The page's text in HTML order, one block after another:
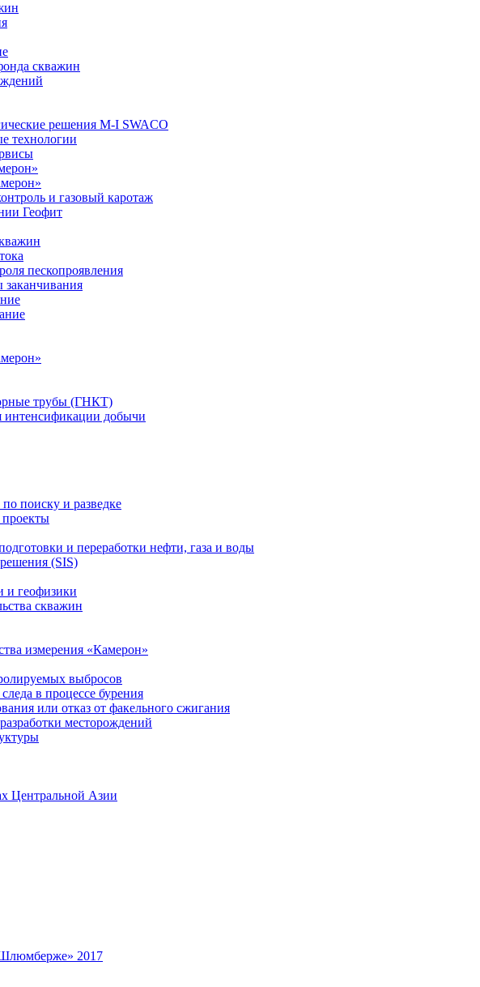
скважин
решения M-I SWACO
технологии
и газовый каротаж
Геофит
пескопроявления
заканчивания
трубы (ГНКТ)
интенсификации добычи
поиску и разведке
и переработки нефти, газа и воды
(SIS)
и геофизики
скважин
измерения «Камерон»
выбросов
в процессе бурения
или отказ от факельного сжигания
месторождений
Центральной Азии
2017